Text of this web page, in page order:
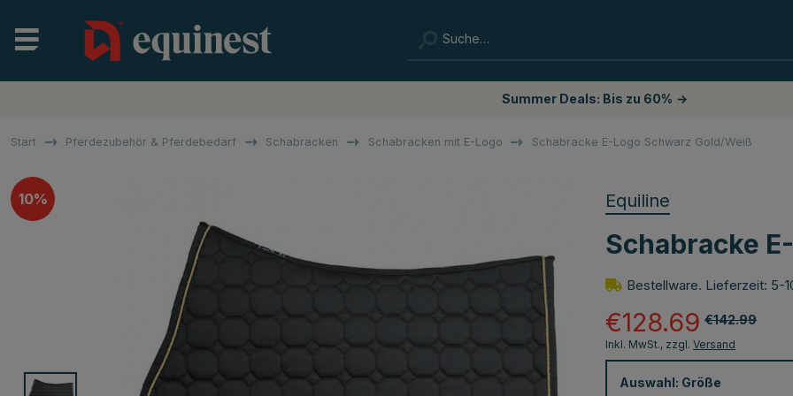
Summer Deals: Bis zu 60% →
Start Pferdezubehör & Pferdebedarf Schabracken Schabracken mit E-Logo Schabracke E-Logo Schwarz Gold/Weiß
10% Equiline
Schabracke
Bestellware. Lieferzeit: 5-
€142.99
€128.69
Inkl. MwSt., zzgl. Versand
Auswahl: Größe